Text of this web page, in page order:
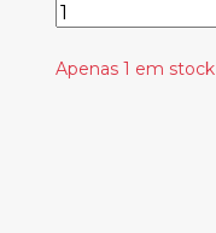
Apenas 1 em stock